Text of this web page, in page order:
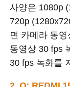
사양은 1080p
720p
면 카메라 동
동영상 30 fps
30 fps 녹화를